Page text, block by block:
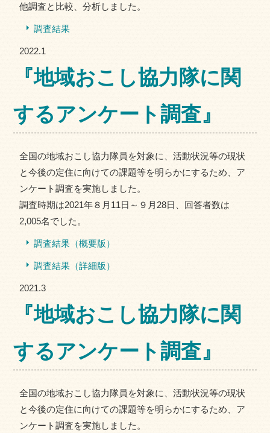
他調査と比較、分析しました。
調査結果
2022.1
『地域おこし協力隊に関
するアンケート調査』
全国の地域おこし協力隊員を対象に、活動状況等の現状
と今後の定住に向けての課題等を明らかにするため、ア
ンケート調査を実施しました。
調査時期は2021年８月11日～９月28日、回答者数は
2,005名でした。
調査結果（概要版）
調査結果（詳細版）
2021.3
『地域おこし協力隊に関
するアンケート調査』
全国の地域おこし協力隊員を対象に、活動状況等の現状
と今後の定住に向けての課題等を明らかにするため、ア
ンケート調査を実施しました。